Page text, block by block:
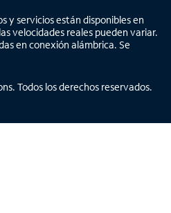
y servicios están disponibles en
velocidades reales pueden variar.
en conexión alámbrica. Se
Todos los derechos reservados.